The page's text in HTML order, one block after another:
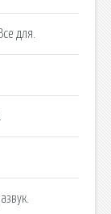
для.